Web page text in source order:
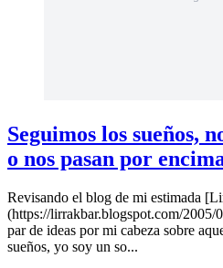
Seguimos los sueños,
o nos pasan por
Revisando el blog de mi estimada
(https://lirrakbar.blogspot.com/2005/
par de ideas por mi cabeza sobre
sueños, yo soy un so...